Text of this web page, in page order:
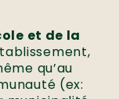
et de la
qu’au
(ex: